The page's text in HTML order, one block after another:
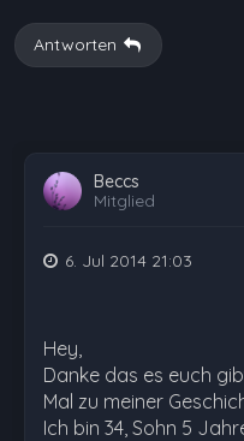
Antworten
Beccs
Mitglied
6. Jul 2014 21:03
Hey,
Danke das es euch
Mal zu meiner
Ich bin 34, Sohn 5